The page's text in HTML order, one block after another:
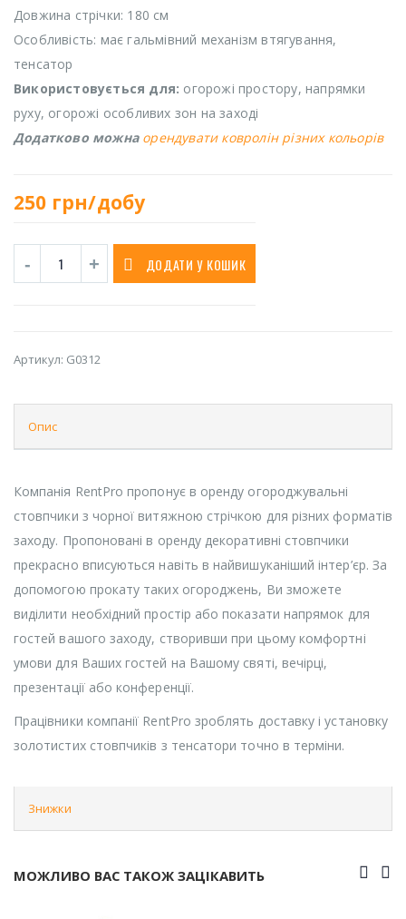
Довжина стрічки: 180 см
Особливість: має гальмівний механізм втягування,
тенсатор
Використовується для: огорожі простору, напрямки
руху, огорожі особливих зон на заході
Додатково можна орендувати ковролін різних кольорів
250 грн/добу
ДОДАТИ У КОШИК
Артикул: G0312
Опис
Компанія RentPro пропонує в оренду огороджувальні
стовпчики з чорної витяжною стрічкою для різних форматів
заходу. Пропоновані в оренду декоративні стовпчики
прекрасно вписуються навіть в найвишуканіший інтер’єр. За
допомогою прокату таких огороджень, Ви зможете
виділити необхідний простір або показати напрямок для
гостей вашого заходу, створивши при цьому комфортні
умови для Ваших гостей на Вашому святі, вечірці,
презентації або конференції.
Працівники компанії RentPro зроблять доставку і установку
золотистих стовпчиків з тенсатори точно в терміни.
Знижки
МОЖЛИВО ВАС ТАКОЖ ЗАЦІКАВИТЬ